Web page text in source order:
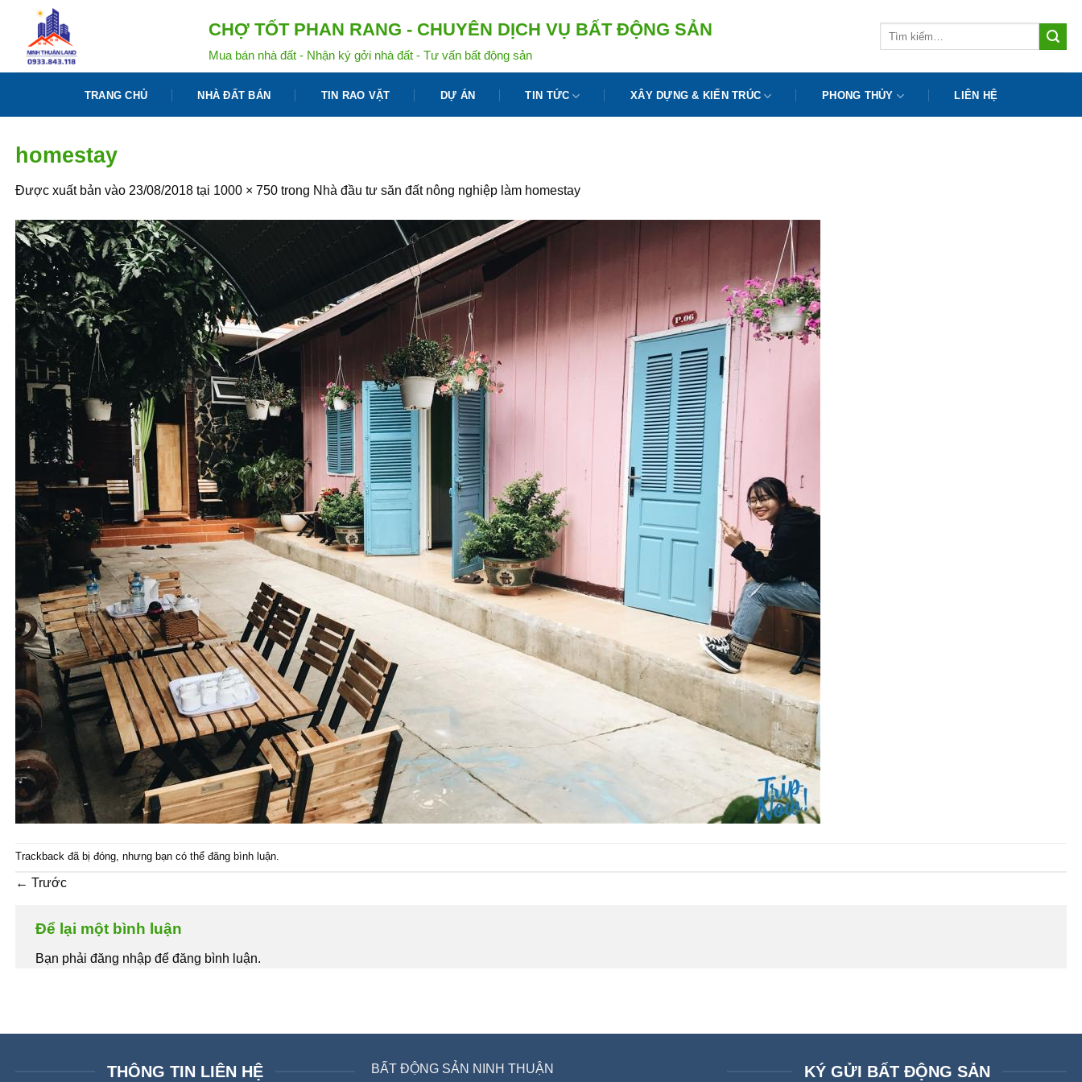
dung
CHỢ TỐT PHAN RANG - CHUYÊN DỊCH VỤ BẤT ĐỘNG SẢN
Mua bán nhà đất - Nhận ký gởi nhà đất - Tư vấn bất động sản
TRANG CHỦ NHÀ ĐẤT BÁN TIN RAO VẶT DỰ ÁN TIN TỨC XÂY DỰNG & KIẾN TRÚC PHONG THỦY LIÊN HỆ
homestay
Được xuất bản vào 23/08/2018 tại 1000 × 750 trong Nhà đầu tư săn đất nông nghiệp làm homestay
Trackback đã bị đóng, nhưng bạn có thể đăng bình luận
← Trước
Để lại một bình luận
Bạn phải đăng nhập để đăng bình luận.
THÔNG TIN LIÊN HỆ BẤT ĐỘNG SẢN NINH THUẬN KÝ GỬI BẤT ĐỘNG SẢN